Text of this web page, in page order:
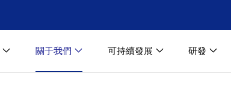
關于我們 可持續發展 研發